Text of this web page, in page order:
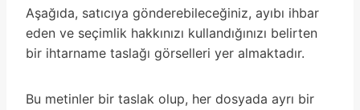
Aşağıda, satıcıya gönderebileceğiniz, ayıbı ihbar
eden ve seçimlik hakkınızı kullandığınızı belirten
bir ihtarname taslağı görselleri yer almaktadır.
Bu metinler bir taslak olup, her dosyada ayrı bir